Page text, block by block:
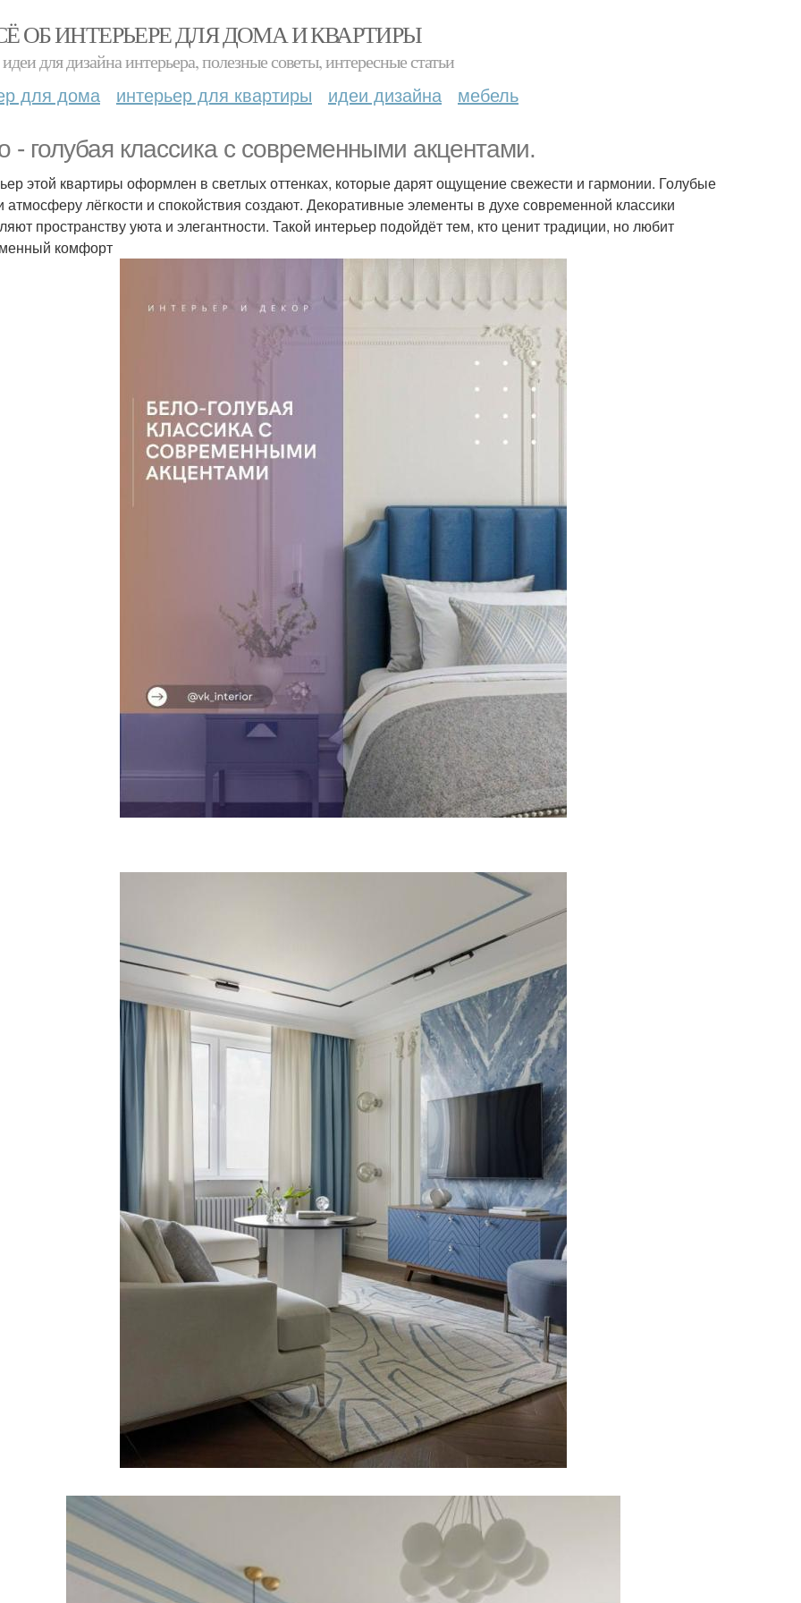
ОБ ИНТЕРЬЕРЕ ДЛЯ ДОМА И КВАРТИРЫ
для дизайна интерьера, полезные советы, интересные статьи
для дома интерьер для квартиры идеи дизайна мебель
- голубая классика с современными акцентами.
этой квартиры оформлен в светлых оттенках, которые дарят ощущение свежести и гармонии. Голубые
атмосферу лёгкости и спокойствия создают. Декоративные элементы в духе современной классики
пространству уюта и элегантности. Такой интерьер подойдёт тем, кто ценит традиции, но любит
комфорт